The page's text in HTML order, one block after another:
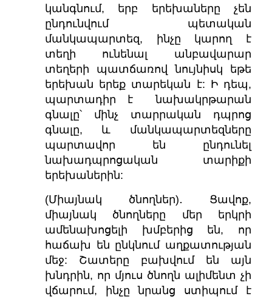
կանգնում, երբ երեխաները չեն
ընդունվում պետական
մանկապարտեզ, ինչը կարող է
տեղի ունենալ անբավարար
տեղերի պատճառով նույնիսկ եթե
երեխան երեք տարեկան է: Ի դեպ,
պարտադիր է նախակրթարան
գնալը՝ մինչ տարրական դպրոց
գնալը, և մանկապարտեզները
պարտավոր են ընդունել
նախադպրոցական տարիքի
երեխաներին:
(Միայնակ ծնողներ)․ Ցավոք,
միայնակ ծնողները մեր երկրի
ամենախոցելի խմբերից են, որ
հաճախ են ընկնում աղքատության
մեջ: Շատերը բախվում են այն
խնդրին, որ մյուս ծնողն ալիմենտ չի
վճարում, ինչը նրանց ստիպում է